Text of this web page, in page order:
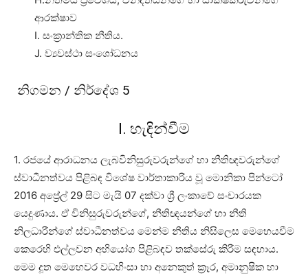
ආරක්ෂාව
I. සංක්‍රාන්තික නීතිය.
J. ව්‍යවස්ථා සංශෝධනය
නිගමන / නිර්දේශ 5
I. හැඳින්වීම
1. රජයේ ආරාධනය ලැබවිනිසුරුවරුන්ගේ හා නීතිඥවරුන්ගේ
ස්වාධීනත්වය පිළිබඳ විශේෂ වාර්තාකාරිය වූ මොනිකා පින්ටෝ
2016 අප්‍රේල් 29 සිට මැයි 07 දක්වා ශ්‍රී ලංකාවේ සංචාරයක
යෙදුණාය. ඒ විනිසුරුවරුන්ගේ, නීතිඥයන්ගේ හා නීති
නිලධාරීන්ගේ ස්වාධීනත්වය මෙන්ම නීතිය නිසිලෙස මෙහෙයවීම
කෙරෙහි එල්ලවන අභියෝග පිළිබඳව තක්සේරු කිරීම සඳහාය.
මෙම දූත මෙහෙවර වධහිංසා හා අනෙකුත් ක්‍රෑර, අමානුෂික හා